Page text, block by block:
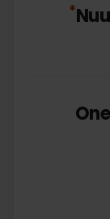
*